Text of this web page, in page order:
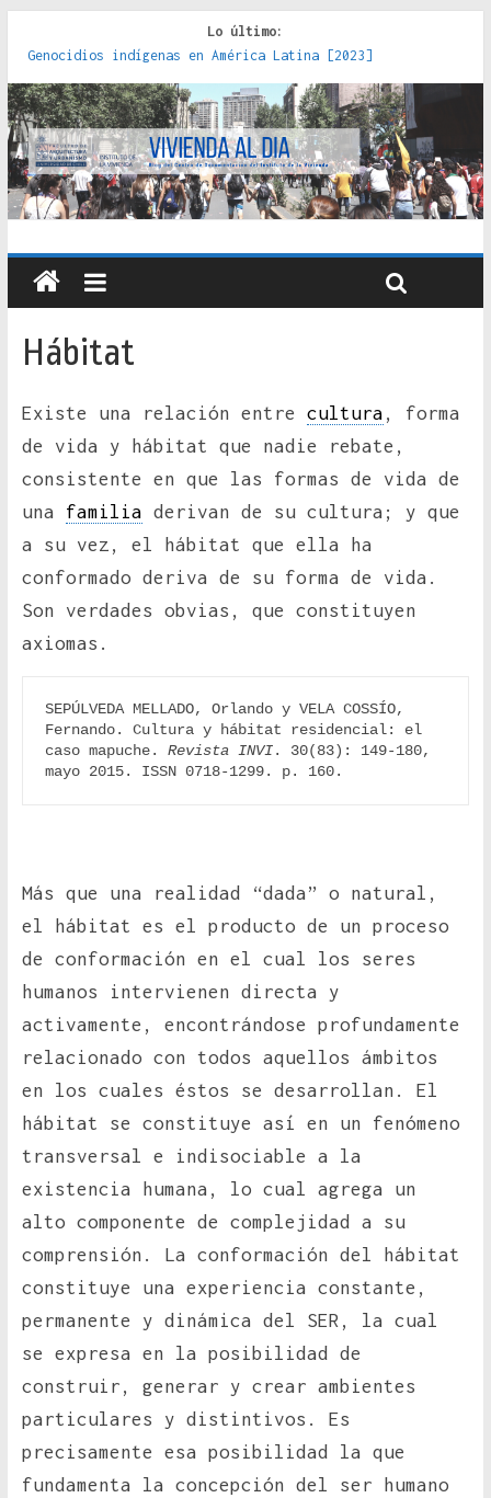
Lo último:
Genocidios indígenas en América Latina [2023]
Estudios sobre la espacialización de los Estados :
políticas, prácticas y representaciones [2022]
Donde el pedernal choca con el acero : hacia una teoría
crítica de las fronteras latinoamericanas [2020]
Criterios técnicos para una vivienda adecuada [2019]
Red de consultorios de la Caja del Seguro Obrero en
Santiago : un patrimonio emblemático [2014]
Hábitat
Existe una relación entre cultura , forma
de vida y hábitat que nadie rebate,
consistente en que las formas de vida de
una familia derivan de su cultura; y que
a su vez, el hábitat que ella ha
conformado deriva de su forma de vida.
Son verdades obvias, que constituyen
axiomas.
SEPÚLVEDA MELLADO, Orlando y VELA COSSÍO,
Fernando. Cultura y hábitat residencial: el
caso mapuche. Revista INVI. 30(83): 149-180,
mayo 2015. ISSN 0718-1299. p. 160.
Más que una realidad “dada” o natural,
el hábitat es el producto de un proceso
de conformación en el cual los seres
humanos intervienen directa y
activamente, encontrándose profundamente
relacionado con todos aquellos ámbitos
en los cuales éstos se desarrollan. El
hábitat se constituye así en un fenómeno
transversal e indisociable a la
existencia humana, lo cual agrega un
alto componente de complejidad a su
comprensión. La conformación del hábitat
constituye una experiencia constante,
permanente y dinámica del SER, la cual
se expresa en la posibilidad de
construir, generar y crear ambientes
particulares y distintivos. Es
precisamente esa posibilidad la que
fundamenta la concepción del ser humano